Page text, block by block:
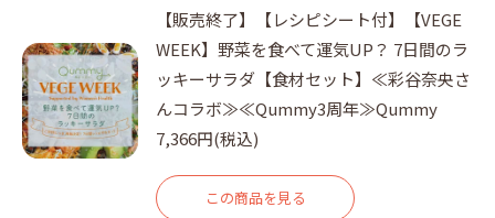
【販売終了】【レシピシート付】【VEGE
WEEK】野菜を食べて運気UP？ 7日間のラ
ッキーサラダ【食材セット】≪彩谷奈央さ
んコラボ≫≪Qummy3周年≫Qummy
7,366円(税込)
この商品を見る